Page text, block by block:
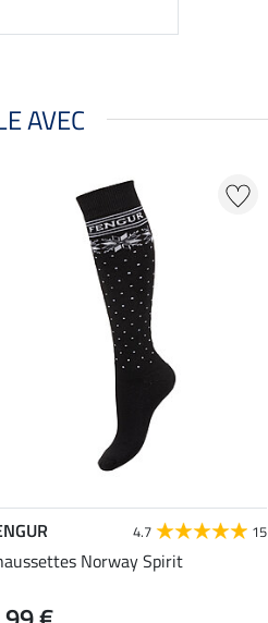
AVEC
4.7 15
Norway Spirit